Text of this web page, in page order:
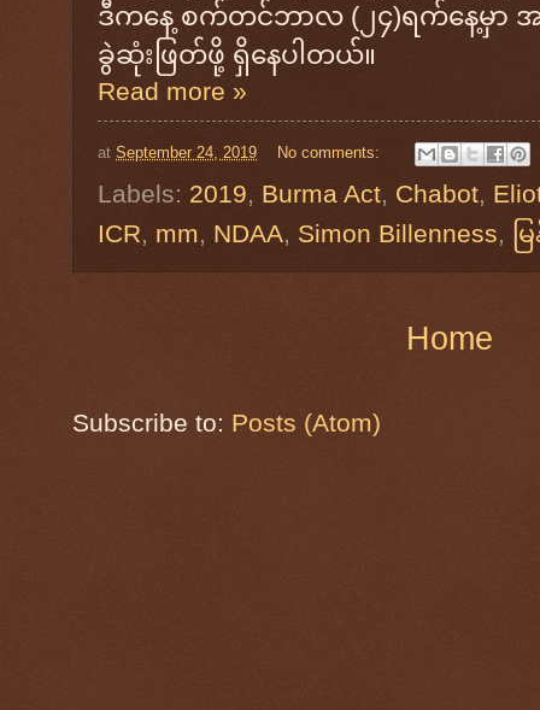
ဒီကနေ့ စက်တင်ဘာလ (၂၄)ရက်နေ့မှာ
ခွဲဆုံးဖြတ်ဖို့ ရှိနေပါတယ်။
Read more »
at September 24, 2019 No comments:
Labels: 2019, Burma Act, Chabot,
ICR, mm, NDAA, Simon Billenness, မ
Home
Subscribe to: Posts (Atom)